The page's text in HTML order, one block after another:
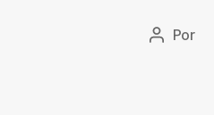
Autor
Por